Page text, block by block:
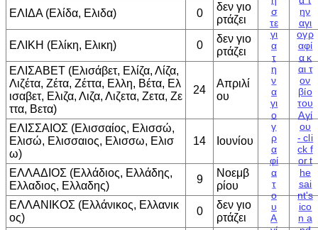
ΕΛΙΔΑ (Ελίδα, Ελιδα) 0
δεν γιο
ρτάζει
ΕΛΙΚΗ (Ελίκη, Ελικη) 0
δεν γιο
ρτάζει
ΕΛΙΣΑΒΕΤ (Ελισάβετ, Ελίζα, Λίζα,
Λιζέτα, Ζέτα, Ζέττα, Ελλη, Βέτα, Ελ
ισαβετ, Ελιζα, Λιζα, Λιζετα, Ζετα, Ζε
ττα, Βετα)
24
Απριλί
ου
ΕΛΙΣΣΑΙΟΣ (Ελισσαίος, Ελισσώ,
Ελισώ, Ελισσαιος, Ελισσω, Ελισ
ω)
14 Ιουνίου
ΕΛΛΑΔΙΟΣ (Ελλάδιος, Ελλάδης,
Ελλαδιος, Ελλαδης)
9
Νοεμβ
ρίου
ΕΛΛΑΝΙΚΟΣ (Ελλάνικος, Ελλανικ
ος)
0
δεν γιο
ρτάζει